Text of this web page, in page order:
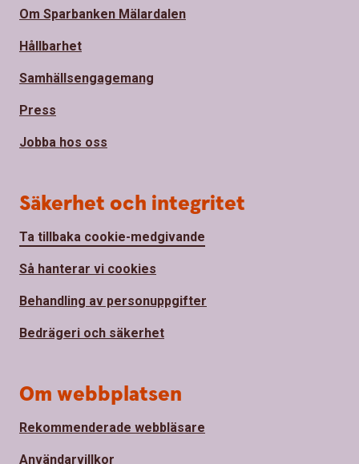
Om Sparbanken Mälardalen
Hållbarhet
Samhällsengagemang
Press
Jobba hos oss
Säkerhet och integritet
Ta tillbaka cookie-medgivande
Så hanterar vi cookies
Behandling av personuppgifter
Bedrägeri och säkerhet
Om webbplatsen
Rekommenderade webbläsare
Användarvillkor